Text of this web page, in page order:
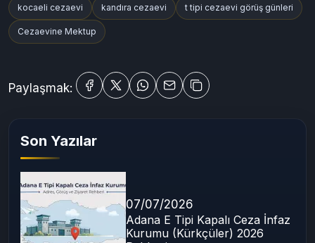
kocaeli cezaevi kandıra cezaevi t tipi cezaevi görüş günleri
Cezaevine Mektup
Paylaşmak:
Son Yazılar
07/07/2026
Adana E Tipi Kapalı Ceza İnfaz
Kurumu (Kürkçüler) 2026